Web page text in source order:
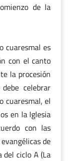
de la
cuaresmal es
con el canto
la procesión
celebrar
cuaresmal, el
en la Iglesia
con las
de
del ciclo A (La